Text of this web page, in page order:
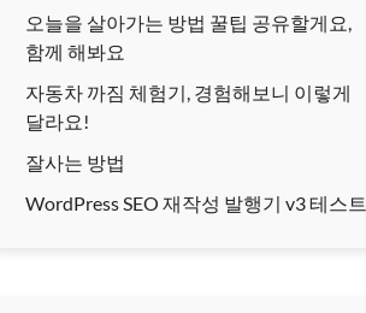
오늘을 살아가는 방법 꿀팁 공유할게요,
함께 해봐요
자동차 까짐 체험기, 경험해보니 이렇게
달라요!
잘사는 방법
WordPress SEO 재작성 발행기 v3 테스트